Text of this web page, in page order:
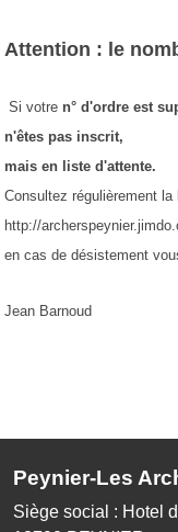
Attention : le
Si votre n° d'ordre est
n'êtes pas inscrit,
mais en liste d'attente.
Consultez régulièrement
http://
en cas de désistement
Jean Barnoud
Peynier-Les
Siège social : Hotel